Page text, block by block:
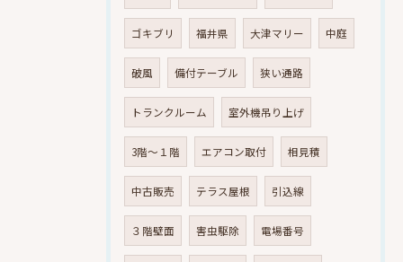
ゴキブリ 福井県 大津マリー 中庭
破風 備付テーブル 狭い通路
トランクルーム 室外機吊り上げ
3階～１階 エアコン取付 相見積
中古販売 テラス屋根 引込線
３階壁面 害虫駆除 電場番号